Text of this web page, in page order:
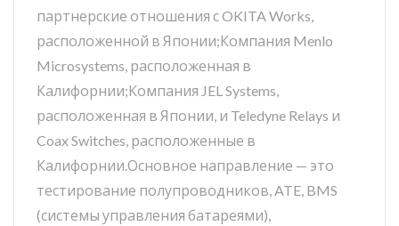
партнерские отношения с OKITA Works,
расположенной в Японии;Компания Menlo
Microsystems, расположенная в
Калифорнии;Компания JEL Systems,
расположенная в Японии, и Teledyne Relays и
Coax Switches, расположенные в
Калифорнии.Основное направление — это
тестирование полупроводников, ATE, BMS
(системы управления батареями),